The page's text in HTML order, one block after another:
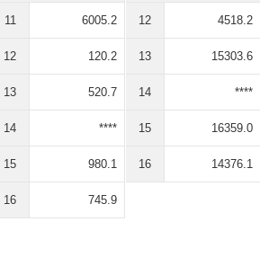
11 6005.2
12 120.2
13 520.7
14 ****
15 980.1
16 745.9
12 4518.2
13 15303.6
14 ****
15 16359.0
16 14376.1